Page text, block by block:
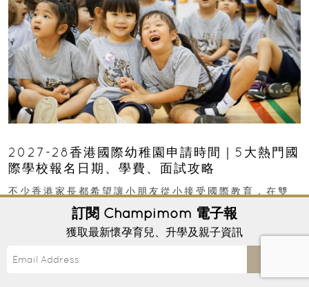
2027-28香港國際幼稚園申請時間｜5大熱門國
際學校報名日期、學費、面試攻略
不少香港家長都希望讓小朋友從小接受國際教育，在雙
語或全英語環境中成長，並為未來升讀國際小學、中學
甚至海外大學做好準備。然而，香港熱門國際幼稚園競
爭激烈，大部分學校會於入學前約一年開始接受申請...
訂閱 Champimom 電子報
獲取最新懷孕育兒、升學及親子資訊